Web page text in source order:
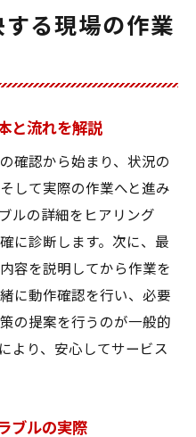
る現場の作業
と流れを解説
確認から始まり、状況の
して実際の作業へと進み
ルの詳細をヒアリング
に診断します。次に、最
容を説明してから作業を
に動作確認を行い、必要
の提案を行うのが一般的
より、安心してサービス
ブルの実際